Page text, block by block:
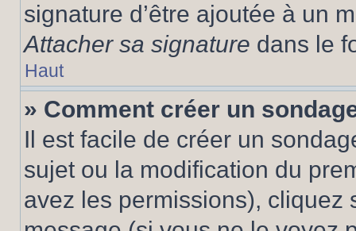
signature d’être ajoutée à un
Attacher sa signature dans le
Haut
» Comment créer un
Il est facile de créer un
sujet ou la modification du
avez les permissions), cliquez